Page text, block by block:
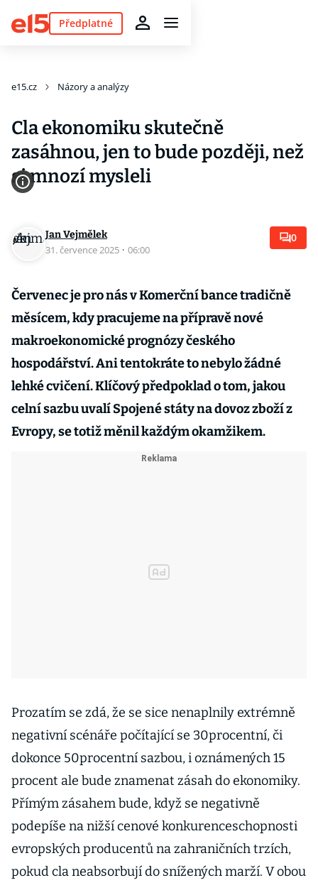
Předplatné
e15.cz Názory a analýzy
Cla ekonomiku skutečně
zasáhnou, jen to bude později, než
si mnozí mysleli
Jan Vejmělek
31. července 2025 · 06:00
0
Červenec je pro nás v Komerční bance tradičně
měsícem, kdy pracujeme na přípravě nové
makroekonomické prognózy českého
hospodářství. Ani tentokráte to nebylo žádné
lehké cvičení. Klíčový předpoklad o tom, jakou
celní sazbu uvalí Spojené státy na dovoz zboží z
Evropy, se totiž měnil každým okamžikem.
Prozatím se zdá, že se sice nenaplnily extrémně
negativní scénáře počítající se 30procentní, či
dokonce 50procentní sazbou, i oznámených 15
procent ale bude znamenat zásah do ekonomiky.
Přímým zásahem bude, když se negativně
podepíše na nižší cenové konkurenceschopnosti
evropských producentů na zahraničních trzích,
pokud cla neabsorbují do snížených marží. V obou